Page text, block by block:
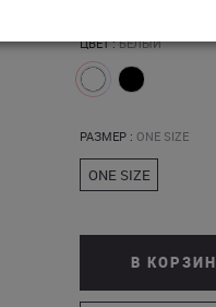
ЦВЕТ :БЕЛЫЙ
РАЗМЕР : ONE SIZE
ONE SIZE
В